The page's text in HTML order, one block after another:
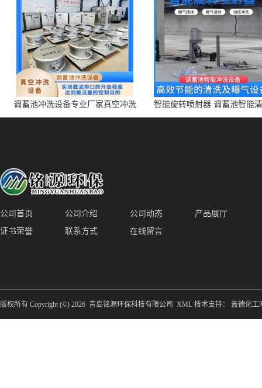
调蓄池冲洗设备专业厂家真空冲洗
装置厂家青岛铭源环保减少堵塞设
智能旋转喷射器 调蓄池智能
点对点面对面旋转清洗
公司首页 公司介绍 公司动态
产品展厅
证书荣誉
联系方式 在线留言
版权所有 Copyright (©) 2026 青岛铭源环保科技有限公司 XML 技术支持： 盖德化工